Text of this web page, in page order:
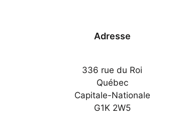
Adresse
336 rue du Roi
Québec
Capitale-Nationale
G1K 2W5